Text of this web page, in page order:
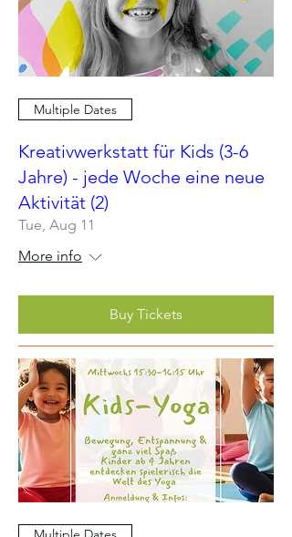
Multiple Dates
Kreativwerkstatt für Kids (3-6
Jahre) - jede Woche eine neue
Aktivität (2)
Tue, Aug 11
More info
Buy Tickets